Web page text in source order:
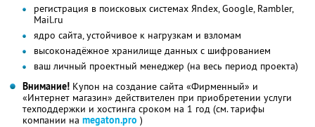
регистрация в поисковых системах Яndex, Google, Rambler,
Mail.ru
ядро сайта, устойчивое к нагрузкам и взломам
высоконадёжное хранилище данных с шифрованием
ваш личный проектный менеджер (на весь период проекта)
Внимание! Купон на создание сайта «Фирменный» и
«Интернет магазин» действителен при приобретении услуги
техподдержки и хостинга сроком на 1 год (см. тарифы
компании на megaton.pro )